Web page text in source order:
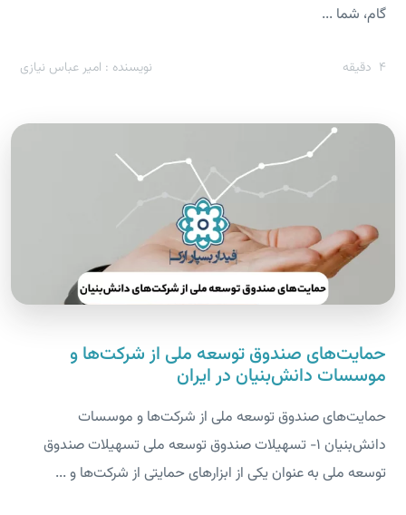
گام، شما ...
4 دقیقه نویسنده : امیر عباس نیازی
حمایت‌های صندوق توسعه ملی از شرکت‌ها و
موسسات دانش‌بنیان در ایران
حمایت‌های صندوق توسعه ملی از شرکت‌ها و موسسات
دانش‌بنیان 1- تسهیلات صندوق توسعه ملی تسهیلات صندوق
توسعه ملی به عنوان یکی از ابزارهای حمایتی از شرکت‌ها و ...